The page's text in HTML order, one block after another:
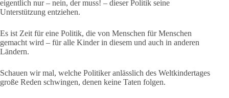
eigentlich nur – nein, der muss! – dieser Politik seine
Unterstützung entziehen.
Es ist Zeit für eine Politik, die von Menschen für Menschen
gemacht wird – für alle Kinder in diesem und auch in anderen
Ländern.
Schauen wir mal, welche Politiker anlässlich des Weltkindertages
große Reden schwingen, denen keine Taten folgen.